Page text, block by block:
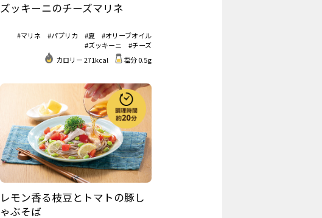
ズッキーニのチーズマリネ
#マリネ #パプリカ #夏
#オリーブオイル
#ズッキーニ
#チーズ
カロリー 271kcal
塩分 0.5g
レモン香る枝豆とトマトの豚し
ゃぶそば